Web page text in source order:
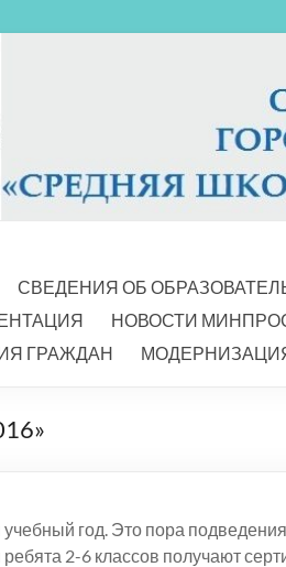
СШ 4
СВЕДЕНИЯ ОБ
НОВОСТИ
ГРАЖДАН
учебный год. Это пора
2-6 классов получают